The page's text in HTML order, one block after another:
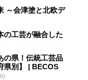
～会津塗と北欧デ
の工芸が融合した
の県！伝統工芸品
県別】 | BECOS